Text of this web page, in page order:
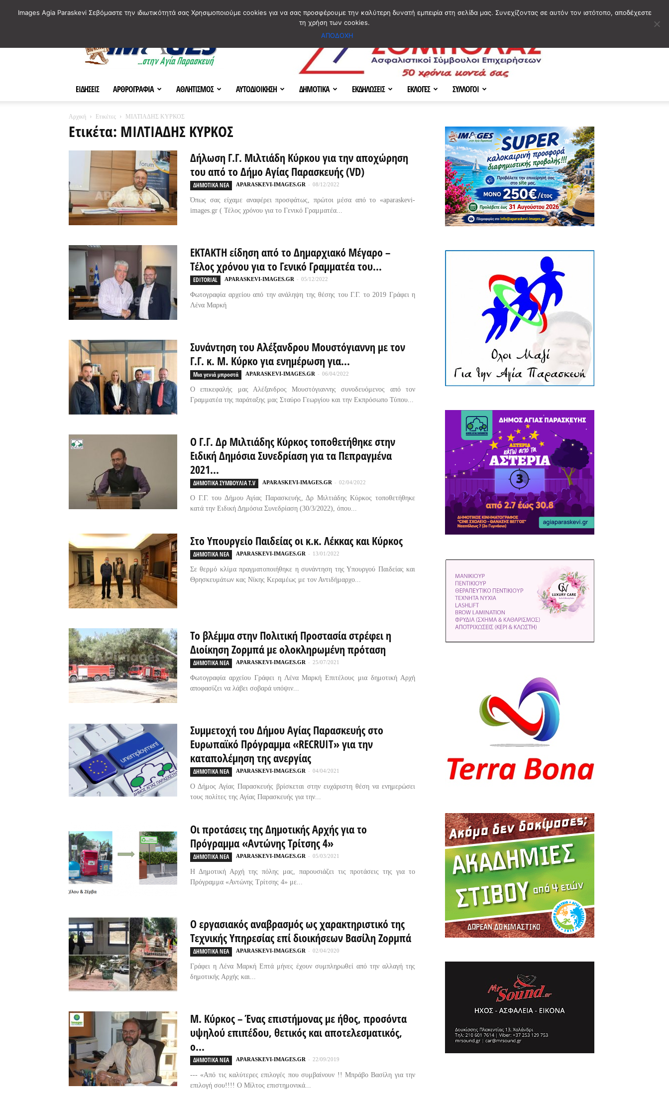
ΕΙΔΗΣΕΙΣ ΑΡΘΡΟΓΡΑΦΙΑ ΑΘΛΗΤΙΣΜΟΣ ΑΥΤΟΔΙΟΙΚΗΣΗ ΔΗΜΟΤΙΚΑ ΕΚΔΗΛΩΣΕΙΣ ΕΚΛΟΓΕΣ ΣΥΛΛΟΓΟΙ
Αρχική Ετικέτες ΜΙΛΤΙΑΔΗΣ ΚΥΡΚΟΣ
Ετικέτα: ΜΙΛΤΙΑΔΗΣ ΚΥΡΚΟΣ
Δήλωση Γ.Γ. Μιλτιάδη Κύρκου για την αποχώρηση
του από το Δήμο Αγίας Παρασκευής (VD)
ΔΗΜΟΤΙΚΑ ΝΕΑ APARASKEVI-IMAGES.GR - 08/12/2022
Όπως σας είχαμε αναφέρει προσφάτως, πρώτοι μέσα από το «aparaskevi-
images.gr ( Τέλος χρόνου για το Γενικό Γραμματέα...
ΕΚΤΑΚΤΗ είδηση από το Δημαρχιακό Μέγαρο –
Τέλος χρόνου για το Γενικό Γραμματέα του...
EDITORIAL APARASKEVI-IMAGES.GR - 05/12/2022
Φωτογραφία αρχείου από την ανάληψη της θέσης του Γ.Γ. το 2019 Γράφει η
Λένα Μαρκή
Συνάντηση του Αλέξανδρου Μουστόγιαννη με τον
Γ.Γ. κ. Μ. Κύρκο για ενημέρωση για...
Μια γενιά μπροστά APARASKEVI-IMAGES.GR - 06/04/2022
Ο επικεφαλής μας Αλέξανδρος Μουστόγιαννης συνοδευόμενος από τον
Γραμματέα της παράταξης μας Σταύρο Γεωργίου και την Εκπρόσωπο Τύπου...
Ο Γ.Γ. Δρ Μιλτιάδης Κύρκος τοποθετήθηκε στην
Ειδική Δημόσια Συνεδρίαση για τα Πεπραγμένα
2021...
ΔΗΜΟΤΙΚΑ ΣΥΜΒΟΥΛΙΑ T.V APARASKEVI-IMAGES.GR - 02/04/2022
Ο Γ.Γ. του Δήμου Αγίας Παρασκευής, Δρ Μιλτιάδης Κύρκος τοποθετήθηκε
κατά την Ειδική Δημόσια Συνεδρίαση (30/3/2022), όπου...
Στο Υπουργείο Παιδείας οι κ.κ. Λέκκας και Κύρκος
ΔΗΜΟΤΙΚΑ ΝΕΑ APARASKEVI-IMAGES.GR - 13/01/2022
Σε θερμό κλίμα πραγματοποιήθηκε η συνάντηση της Υπουργού Παιδείας και
Θρησκευμάτων κας Νίκης Κεραμέως με τον Αντιδήμαρχο...
Το βλέμμα στην Πολιτική Προστασία στρέφει η
Διοίκηση Ζορμπά με ολοκληρωμένη πρόταση
ΔΗΜΟΤΙΚΑ ΝΕΑ APARASKEVI-IMAGES.GR - 25/07/2021
Φωτογραφία αρχείου Γράφει η Λένα Μαρκή Επιτέλους μια δημοτική Αρχή
αποφασίζει να λάβει σοβαρά υπόψιν...
Συμμετοχή του Δήμου Αγίας Παρασκευής στο
Ευρωπαϊκό Πρόγραμμα «RECRUIT» για την
καταπολέμηση της ανεργίας
ΔΗΜΟΤΙΚΑ ΝΕΑ APARASKEVI-IMAGES.GR - 04/04/2021
Ο Δήμος Αγίας Παρασκευής βρίσκεται στην ευχάριστη θέση να ενημερώσει
τους πολίτες της Αγίας Παρασκευής για την...
Οι προτάσεις της Δημοτικής Αρχής για το
Πρόγραμμα «Αντώνης Τρίτσης 4»
ΔΗΜΟΤΙΚΑ ΝΕΑ APARASKEVI-IMAGES.GR - 05/03/2021
Η Δημοτική Αρχή της πόλης μας, παρουσιάζει τις προτάσεις της για το
Πρόγραμμα «Αντώνης Τρίτσης 4» με...
Ο εργασιακός αναβρασμός ως χαρακτηριστικό της
Τεχνικής Υπηρεσίας επί διοικήσεων Βασίλη Ζορμπά
ΔΗΜΟΤΙΚΑ ΝΕΑ APARASKEVI-IMAGES.GR - 02/04/2020
Γράφει η Λένα Μαρκή Επτά μήνες έχουν συμπληρωθεί από την αλλαγή της
δημοτικής Αρχής και...
Μ. Κύρκος – Ένας επιστήμονας με ήθος, προσόντα
υψηλού επιπέδου, θετικός και αποτελεσματικός,
ο...
ΔΗΜΟΤΙΚΑ ΝΕΑ APARASKEVI-IMAGES.GR - 22/09/2019
--- «Από τις καλύτερες επιλογές που συμβαίνουν !! Μπράβο Βασίλη για την
επιλογή σου!!!! Ο Μίλτος επιστημονικά...
Images Agia Paraskevi Σεβόμαστε την ιδιωτικότητά σας Χρησιμοποιούμε cookies για να σας προσφέρουμε την καλύτερη δυνατή εμπειρία στη σελίδα μας. Συνεχίζοντας σε αυτόν τον ιστότοπο, αποδέχεστε
τη χρήση των cookies.
ΑΠΟΔΟΧΗ